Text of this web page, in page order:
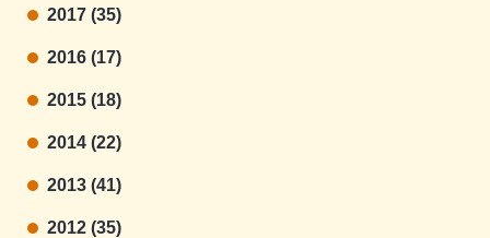
2017 (35)
2016 (17)
2015 (18)
2014 (22)
2013 (41)
2012 (35)